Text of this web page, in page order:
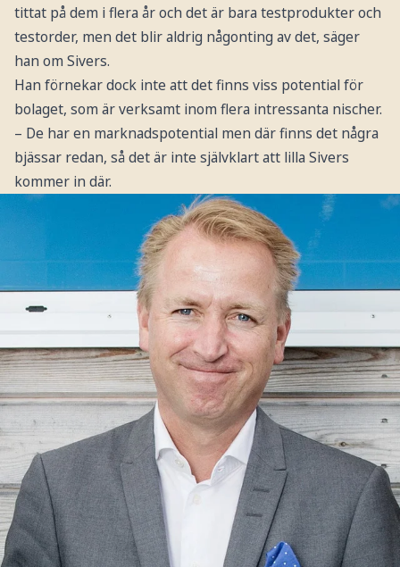
tittat på dem i flera år och det är bara testprodukter och
testorder, men det blir aldrig någonting av det, säger
han om Sivers.
Han förnekar dock inte att det finns viss potential för
bolaget, som är verksamt inom flera intressanta nischer.
– De har en marknadspotential men där finns det några
bjässar redan, så det är inte självklart att lilla Sivers
kommer in där.